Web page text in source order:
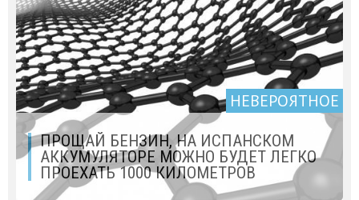
НЕВЕРОЯТНОЕ
ПРОЩАЙ БЕНЗИН, НА ИСПАНСКОМ
АККУМУЛЯТОРЕ МОЖНО БУДЕТ ЛЕГКО
ПРОЕХАТЬ 1000 КИЛОМЕТРОВ